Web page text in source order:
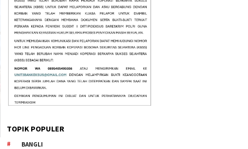
TOPIK POPULER
BANGLI